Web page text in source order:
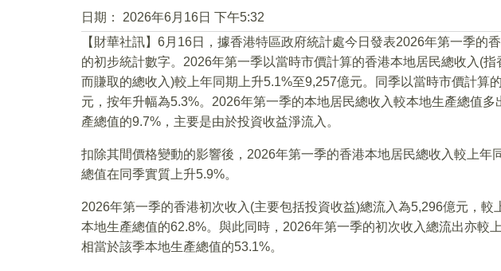
日期：
2026年6月16日 下午5:32
【財華社訊】6月16日，據香港特區政府統計處今日發表2026年第一季的
的初步統計數字。2026年第一季以當時市價計算的香港本地居民總收入(
而賺取的總收入)較上年同期上升5.1%至9,257億元。同季以當時市價計算
元，按年升幅為5.3%。2026年第一季的本地居民總收入較本地生產總值
產總值的9.7%，主要是由於投資收益淨流入。
扣除其間價格變動的影響後，2026年第一季的香港本地居民總收入較上年
總值在同季實質上升5.9%。
2026年第一季的香港初次收入(主要包括投資收益)總流入為5,296億元，較
本地生產總值的62.8%。與此同時，2026年第一季的初次收入總流出亦較
相當於該季本地生產總值的53.1%。